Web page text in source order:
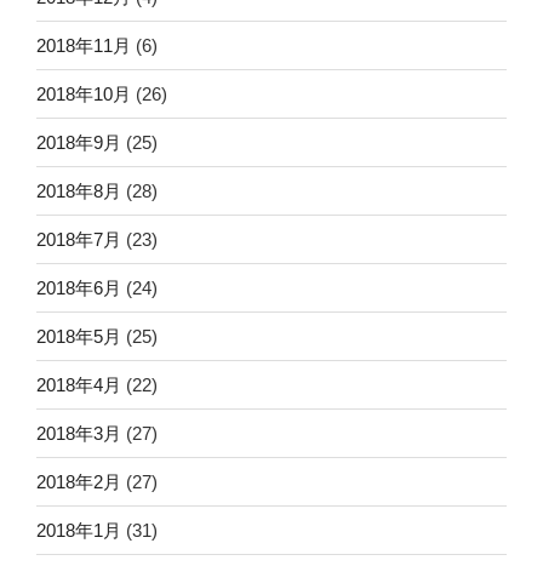
2018年11月 (6)
2018年10月 (26)
2018年9月 (25)
2018年8月 (28)
2018年7月 (23)
2018年6月 (24)
2018年5月 (25)
2018年4月 (22)
2018年3月 (27)
2018年2月 (27)
2018年1月 (31)